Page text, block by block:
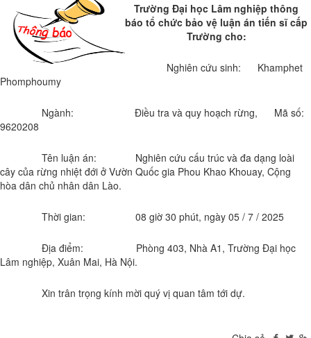
Trường Đại học Lâm nghiệp thông
báo tổ chức bảo vệ luận án tiến sĩ cấp
Trường cho:
Nghiên cứu sinh: Khamphet
Phomphoumy
Ngành:
Điều tra và quy hoạch rừng, Mã số:
9620208
Tên luận án: Nghiên cứu cấu trúc và đa dạng loài
cây của rừng nhiệt đới ở Vườn Quốc gia Phou Khao Khouay, Cộng
hòa dân chủ nhân dân Lào.
Thời gian: 08 giờ 30 phút, ngày 05 / 7 / 2025
Địa điểm: Phòng 403, Nhà A1, Trường Đại học
Lâm nghiệp, Xuân Mai, Hà Nội.
Xin trân trọng kính mời quý vị quan tâm tới dự.